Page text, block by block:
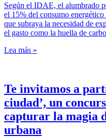
Según el IDAE, el alumbrado
el 15% del consumo
que subraya la necesidad de
el gasto como la huella de
Lea más »
Te invitamos a
ciudad’, un
capturar la magia
urbana